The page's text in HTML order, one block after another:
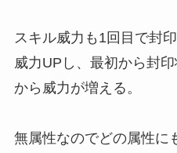
スキル威力も1回目で封
威力UPし、最初から封
から威力が増える。
無属性なのでどの属性に